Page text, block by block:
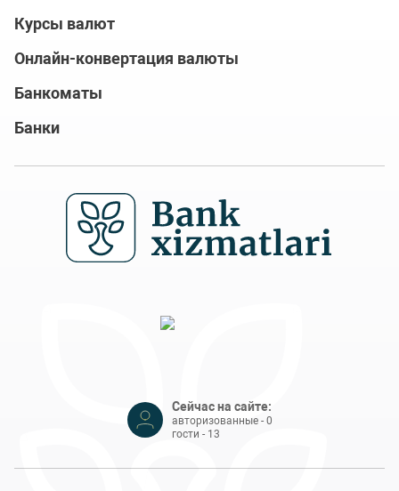
Курсы валют
Онлайн-конвертация валюты
Банкоматы
Банки
Сейчас на сайте:
авторизованные - 0
гости - 13